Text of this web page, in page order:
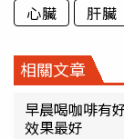
心臟
肝臟
相關文章
早晨喝咖啡有
效果最好